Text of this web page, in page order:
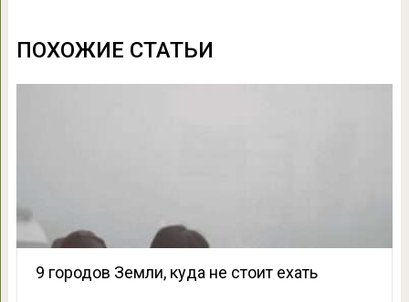
ПОХОЖИЕ СТАТЬИ
9 городов Земли, куда не стоит ехать